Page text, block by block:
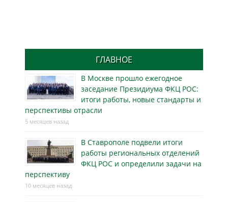
ГЛАВНОЕ
В Москве прошло ежегодное
заседание Президиума ФКЦ РОС:
итоги работы, новые стандарты и
перспективы отрасли
5 месяцев назад
В Ставрополе подвели итоги
работы региональных отделений
ФКЦ РОС и определили задачи на
перспективу
10 месяцев назад